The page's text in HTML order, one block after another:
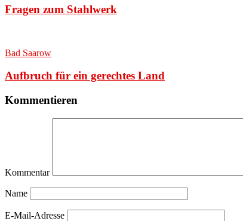
Fragen zum Stahlwerk
Bad Saarow
Aufbruch für ein gerechtes Land
Kommentieren
Kommentar
Name
E-Mail-Adresse